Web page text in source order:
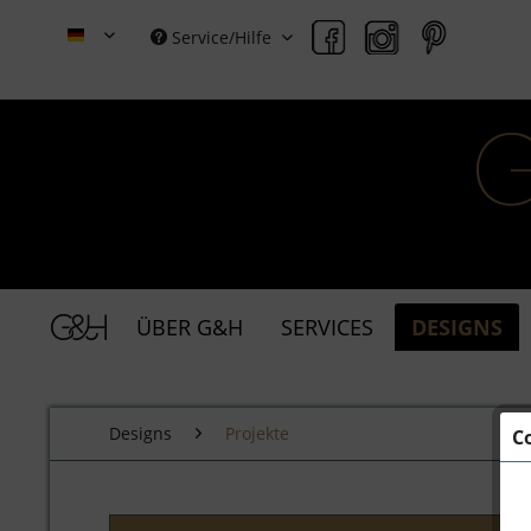
Grace & Holmes (Deutsch)
Service/Hilfe
ÜBER G&H SERVICES DESIGNS
Designs Projekte